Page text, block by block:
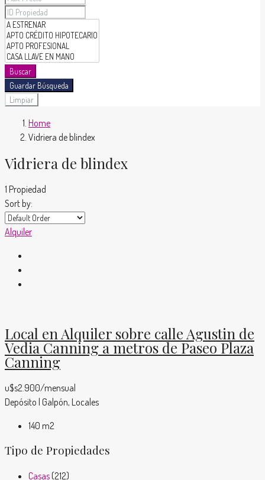
Buscar
Guardar Búsqueda
Limpiar
Home
Vidriera de blindex
Vidriera de blindex
1 Propiedad
Sort by:
Alquiler
Local en Alquiler sobre calle Agustin de
Vedia Canning a metros de Paseo Plaza
Canning
u$s2.900/mensual
Depósito | Galpón, Locales
140 m2
Tipo de Propiedades
Casas(212)